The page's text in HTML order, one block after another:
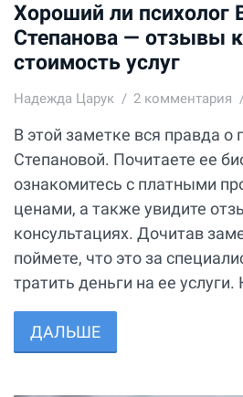
Хороший ли психолог
Степанова — отзывы
стоимость услуг
Надежда Царук 2 комментария
В этой заметке вся правда о
Степановой. Почитаете ее
ознакомитесь с платными
ценами, а также увидите
консультациях. Дочитав
поймете, что это за
тратить деньги на ее
ДАЛЬШЕ